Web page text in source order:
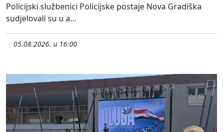
Policijski službenici Policijske postaje Nova Gradiška
sudjelovali su u a...
05.08.2026. u 16:00